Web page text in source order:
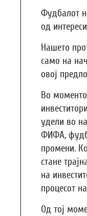
Фудбалот
од
Нашето
само на
овој
Во
удели во
ФИФА,
промени.
стане
на
процесот
Од тој